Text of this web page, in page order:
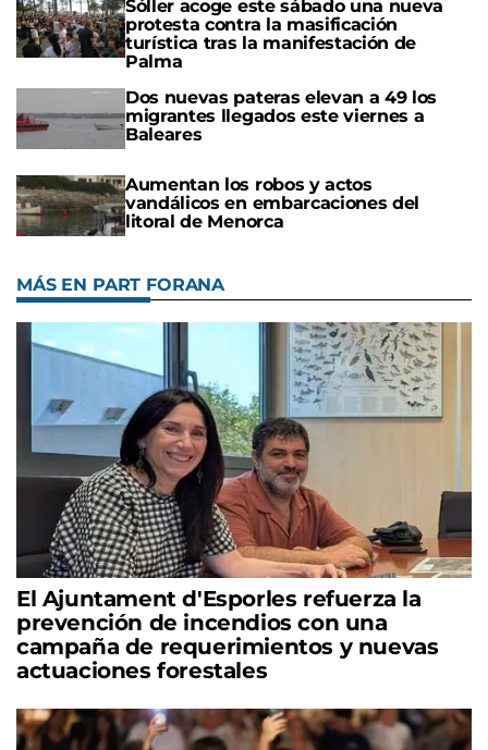
Sóller acoge este sábado una nueva
protesta contra la masificación
turística tras la manifestación de
Palma
Dos nuevas pateras elevan a 49 los
migrantes llegados este viernes a
Baleares
Aumentan los robos y actos
vandálicos en embarcaciones del
litoral de Menorca
MÁS EN PART FORANA
El Ajuntament d'Esporles refuerza la
prevención de incendios con una
campaña de requerimientos y nuevas
actuaciones forestales